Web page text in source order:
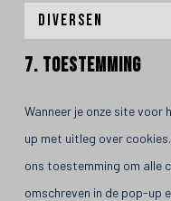
Diversen
7. Toestemming
Wanneer je onze site
up met uitleg over
ons toestemming om alle
omschreven in de pop-up